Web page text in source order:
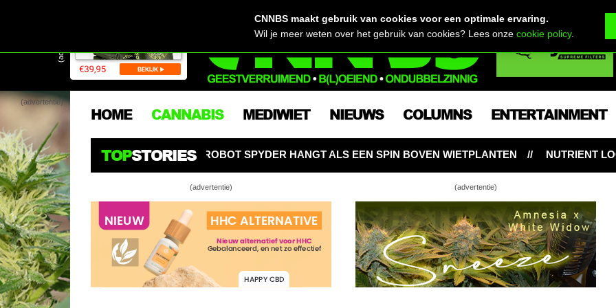
(advertentie)
(advertentie)
HOME CANNABIS MEDIWIET NIEUWS COLUMNS ENTERTAINMENT
TOPSTORIES
KWEEKROBOT SPYDER HANGT ALS EEN SPIN BOVEN WIETPLANTEN NUTRIENT LOCKOUT: HONGERIGE
(advertentie) (advertentie)
Bertje peutert zaadhulsjes en vliesjes van zijn zaailingen
Bio Bertje zet zijn top terps in de bloeistand
CNNBS maakt gebruik van cookies voor een optimale ervaring.
Wil je meer weten over het gebruik van cookies? Lees onzecookie policy.